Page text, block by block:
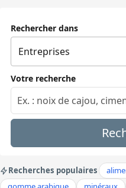
Rechercher dans
Votre recherche
Recherches populaires